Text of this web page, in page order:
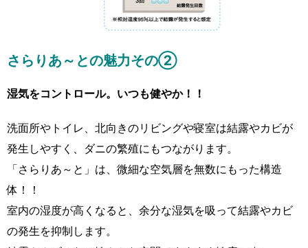
さらりあ～との魅力その②
湿気をコントロール。いつも健やか！！
洗面所やトイレ、北向きのリビングや寝室は結露やカビが
発生しやすく、ダニの繁殖にもつながります。
「さらりあ～と」は、微細な空気層を無数にもった構造
体！！
室内の湿度が高くなると、余分な湿気を吸って結露やカビ
の発生を抑制します。